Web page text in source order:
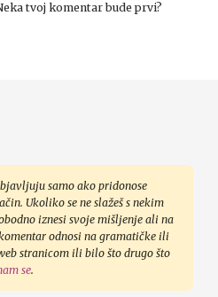
tvoj komentar bude prvi?
samo ako pridonose
Ukoliko se ne slažeš s nekim
iznesi svoje mišljenje ali na
odnosi na gramatičke ili
stranicom ili bilo što drugo što
se.